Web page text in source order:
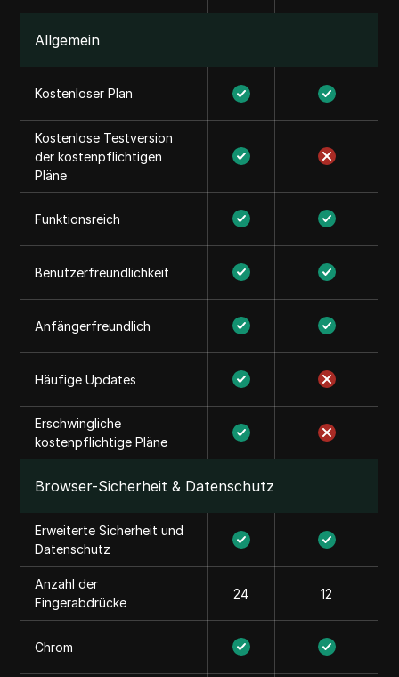
Allgemein
Kostenloser Plan
Kostenlose Testversion
der kostenpflichtigen
Pläne
Funktionsreich
Benutzerfreundlichkeit
Anfängerfreundlich
Häufige Updates
Erschwingliche
kostenpflichtige Pläne
Browser-Sicherheit & Datenschutz
Erweiterte Sicherheit und
Datenschutz
Anzahl der
Fingerabdrücke
24 12
Chrom